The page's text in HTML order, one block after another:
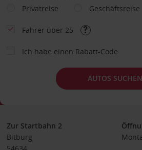
Privatreise
Geschäftsreise
Fahrer über 25
Ich habe einen Rabatt-Code
AUTOS SUCHEN
Zur Startbahn 2
Bitburg
54634